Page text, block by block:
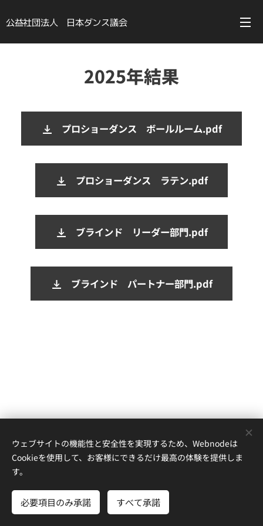
公益社団法人 日本ダンス議会
2025年結果
プロショーダンス ボールルーム.pdf
プロショーダンス ラテン.pdf
ブラインド リーダー部門.pdf
ブラインド パートナー部門.pdf
公益社団法人 日本ダンス議会 〒104－0032
ＪＤＣ公式ＨＰ
Cookie
ウェブサイトの機能性と安全性を実現するため、Webnodeは
Cookieを使用して、お客様にできるだけ最高の体験を提供しま
す。
必要項目のみ承諾 すべて承諾